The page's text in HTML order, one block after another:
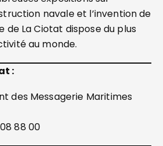
navale et l’invention de
de La Ciotat dispose du plus
au monde.
:
des Messagerie Maritimes
88 00